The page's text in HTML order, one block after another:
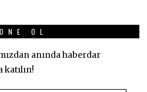
OL
anında haberdar
katılın!